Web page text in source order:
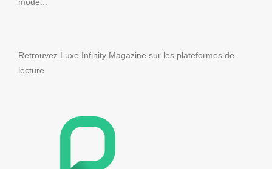
Retrouvez Luxe Infinity Magazine sur les plateformes de
lecture